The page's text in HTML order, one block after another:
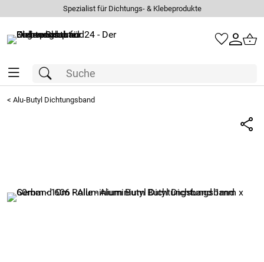
Spezialist für Dichtungs- & Klebeprodukte
< Alu-Butyl Dichtungsband